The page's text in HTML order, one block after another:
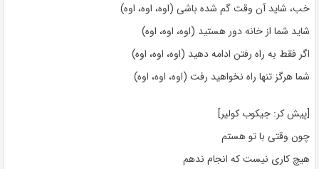
خب، شاید آن وقت گم شده باشی (اوه، اوه، اوه)
شاید شما از خانه دور هستید (اوه، اوه، اوه)
اگر فقط به راه رفتن ادامه دهید (اوه، اوه، اوه)
شما هرگز تنها راه نخواهید رفت (اوه، اوه، اوه)
[پیش کر: جیکوب کولیر]
چون وقتی با تو هستم
هیچ کاری نیست که انجام ندهم